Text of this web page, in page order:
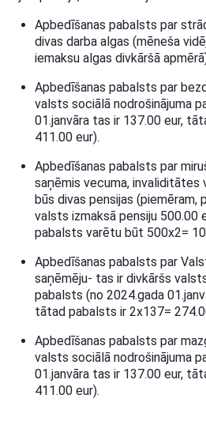
Apbedīšanas pabalsts par
divas darba algas (mēneša
iemaksu algas divkāršā
Apbedīšanas pabalsts par
valsts sociālā nodrošinājuma
01.janvāra tas ir 137.00 eur,
411.00 eur).
Apbedīšanas pabalsts par
saņēmis vecuma, invaliditātes
būs divas pensijas (piemēram,
valsts izmaksā pensiju 500.00
pabalsts varētu būt 500x2=
Apbedīšanas pabalsts par
saņēmēju- tas ir divkāršs
pabalsts (no 2024.gada
tātad pabalsts ir 2x137=
Apbedīšanas pabalsts par
valsts sociālā nodrošinājuma
01.janvāra tas ir 137.00 eur,
411.00 eur).